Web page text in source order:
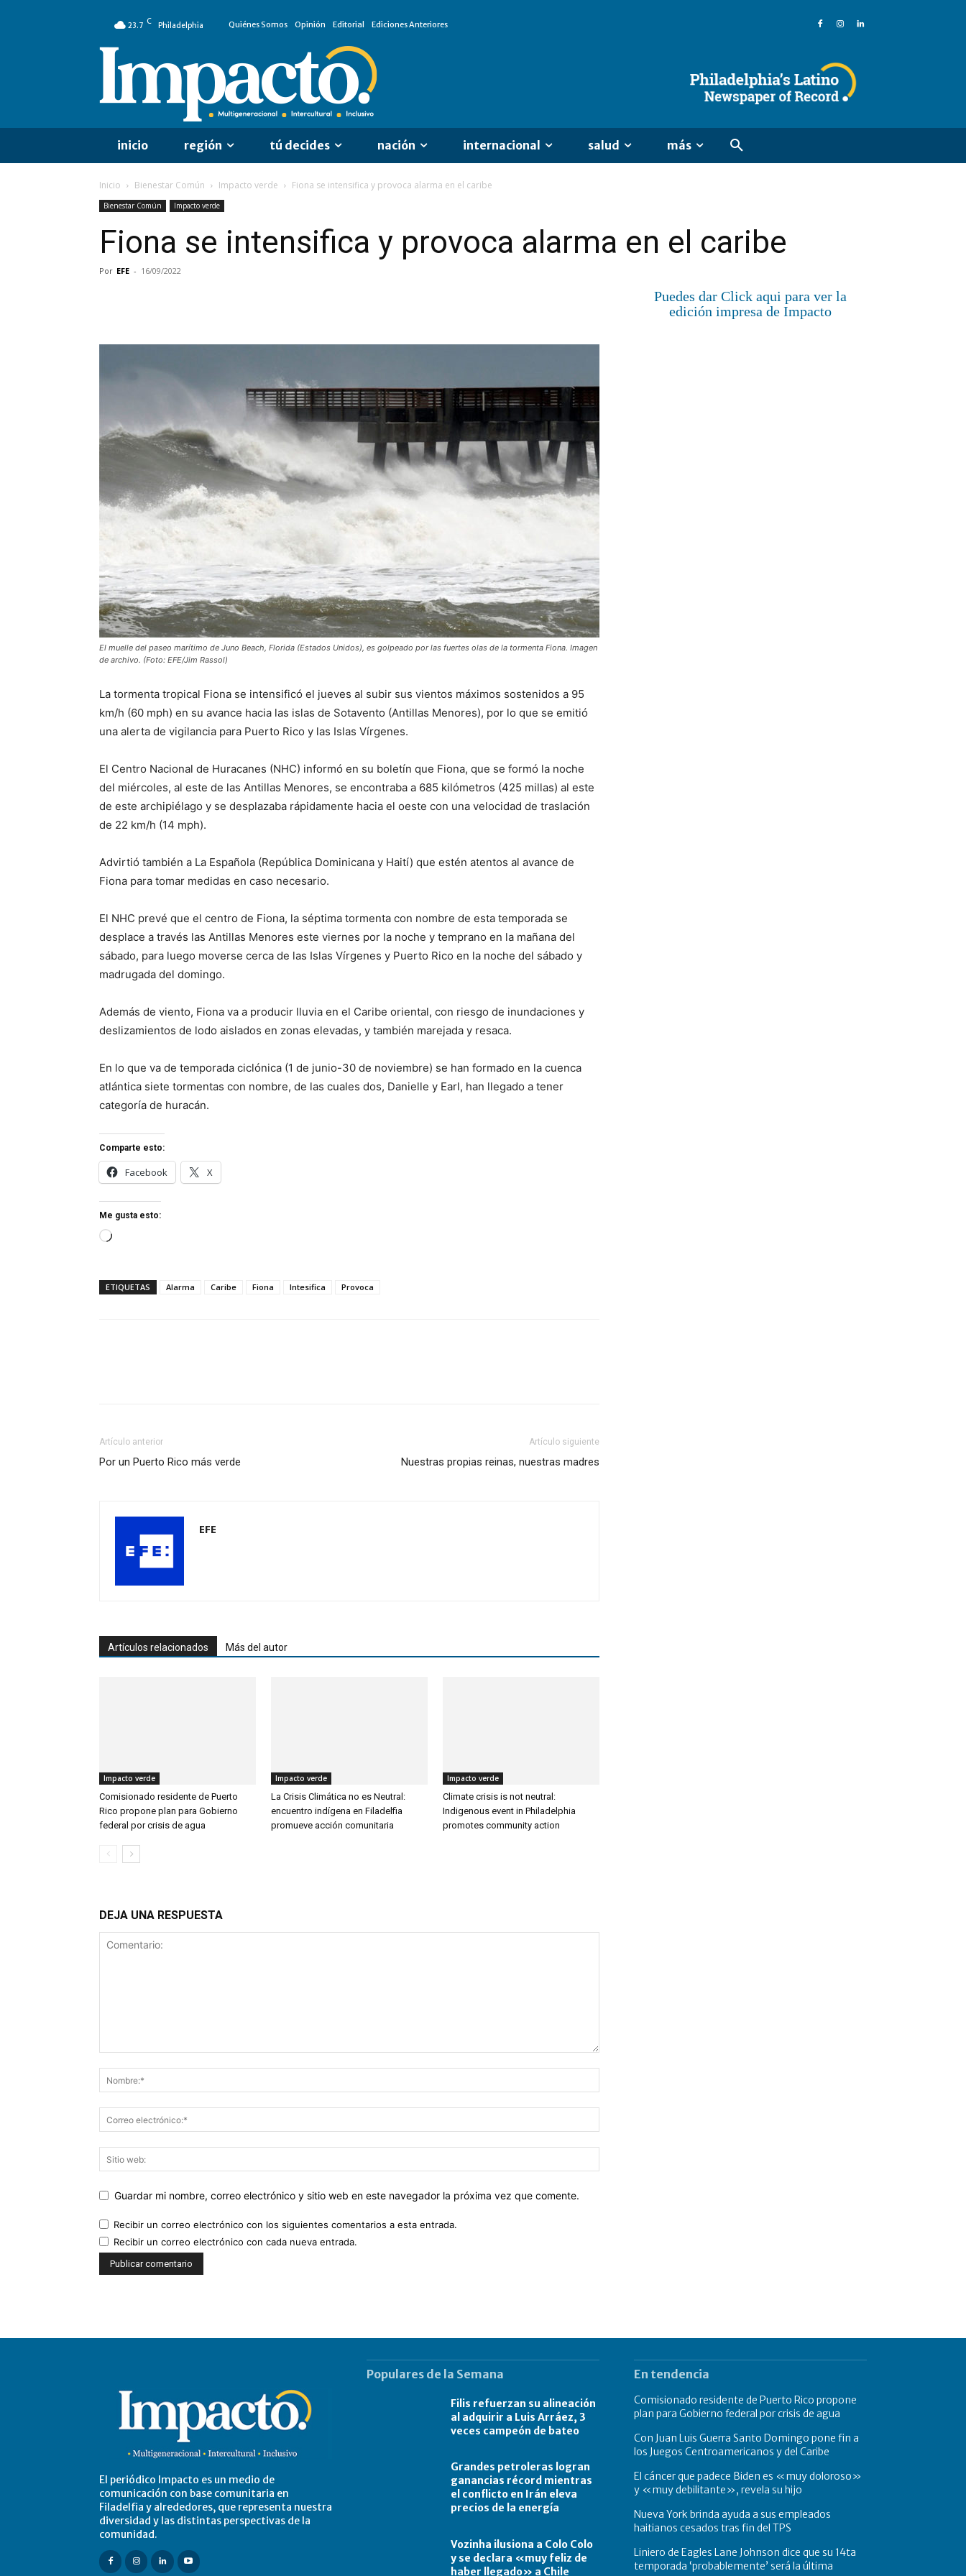
23.7 C Philadelphia Quiénes Somos Opinión Editorial Ediciones Anteriores
inicio región tú decides nación internacional salud más
Inicio Bienestar Común Impacto verde Fiona se intensifica y provoca alarma en el caribe
Bienestar Común Impacto verde
Fiona se intensifica y provoca alarma en el caribe
Por EFE - 16/09/2022
El muelle del paseo marítimo de Juno Beach, Florida (Estados Unidos), es golpeado por las fuertes olas de la tormenta Fiona. Imagen
de archivo. (Foto: EFE/Jim Rassol)
La tormenta tropical Fiona se intensificó el jueves al subir sus vientos máximos sostenidos a 95
km/h (60 mph) en su avance hacia las islas de Sotavento (Antillas Menores), por lo que se emitió
una alerta de vigilancia para Puerto Rico y las Islas Vírgenes.
El Centro Nacional de Huracanes (NHC) informó en su boletín que Fiona, que se formó la noche
del miércoles, al este de las Antillas Menores, se encontraba a 685 kilómetros (425 millas) al este
de este archipiélago y se desplazaba rápidamente hacia el oeste con una velocidad de traslación
de 22 km/h (14 mph).
Advirtió también a La Española (República Dominicana y Haití) que estén atentos al avance de
Fiona para tomar medidas en caso necesario.
El NHC prevé que el centro de Fiona, la séptima tormenta con nombre de esta temporada se
desplace a través las Antillas Menores este viernes por la noche y temprano en la mañana del
sábado, para luego moverse cerca de las Islas Vírgenes y Puerto Rico en la noche del sábado y
madrugada del domingo.
Además de viento, Fiona va a producir lluvia en el Caribe oriental, con riesgo de inundaciones y
deslizamientos de lodo aislados en zonas elevadas, y también marejada y resaca.
En lo que va de temporada ciclónica (1 de junio-30 de noviembre) se han formado en la cuenca
atlántica siete tormentas con nombre, de las cuales dos, Danielle y Earl, han llegado a tener
categoría de huracán.
Comparte esto:
Facebook X
Me gusta esto:
Cargando...
ETIQUETAS Alarma Caribe Fiona Intesifica Provoca
Artículo anterior
Por un Puerto Rico más verde
Artículo siguiente
Nuestras propias reinas, nuestras madres
EFE
Artículos relacionados Más del autor
Impacto verde
Comisionado residente de Puerto
Rico propone plan para Gobierno
federal por crisis de agua
Impacto verde
La Crisis Climática no es Neutral:
encuentro indígena en Filadelfia
promueve acción comunitaria
Impacto verde
Climate crisis is not neutral:
Indigenous event in Philadelphia
promotes community action
DEJA UNA RESPUESTA
Guardar mi nombre, correo electrónico y sitio web en este navegador la próxima vez que comente.
Recibir un correo electrónico con los siguientes comentarios a esta entrada.
Recibir un correo electrónico con cada nueva entrada.
Puedes dar Click aqui para ver la
edición impresa de Impacto
El periódico Impacto es un medio de
comunicación con base comunitaria en
Filadelfia y alrededores, que representa nuestra
diversidad y las distintas perspectivas de la
comunidad.
Populares de la Semana
Filis refuerzan su alineación
al adquirir a Luis Arráez, 3
veces campeón de bateo
Grandes petroleras logran
ganancias récord mientras
el conflicto en Irán eleva
precios de la energía
Vozinha ilusiona a Colo Colo
y se declara «muy feliz de
haber llegado» a Chile
En tendencia
Comisionado residente de Puerto Rico propone
plan para Gobierno federal por crisis de agua
Con Juan Luis Guerra Santo Domingo pone fin a
los Juegos Centroamericanos y del Caribe
El cáncer que padece Biden es «muy doloroso»
y «muy debilitante», revela su hijo
Nueva York brinda ayuda a sus empleados
haitianos cesados tras fin del TPS
Liniero de Eagles Lane Johnson dice que su 14ta
temporada ‘probablemente’ será la última